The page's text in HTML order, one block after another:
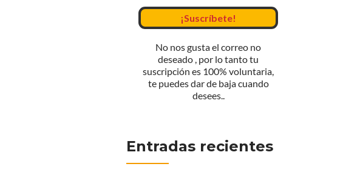
No nos gusta el correo no
deseado , por lo tanto tu
suscripción es 100% voluntaria,
te puedes dar de baja cuando
desees..
Entradas recientes